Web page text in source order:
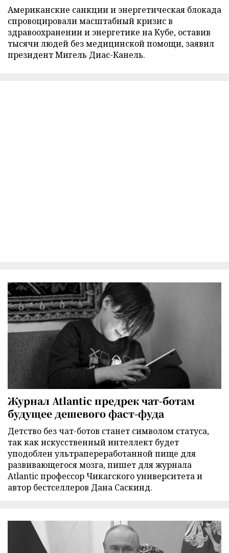
Американские санкции и энергетическая блокада
спровоцировали масштабный кризис в
здравоохранении и энергетике на Кубе, оставив
тысячи людей без медицинской помощи, заявил
президент Мигель Диас-Канель.
Журнал Atlantic предрек чат-ботам
будущее дешевого фаст-фуда
Детство без чат-ботов станет символом статуса,
так как искусственный интеллект будет
уподоблен ультрапереработанной пище для
развивающегося мозга, пишет для журнала
Atlantic профессор Чикагского университета и
автор бестселлеров Дана Саскинд.